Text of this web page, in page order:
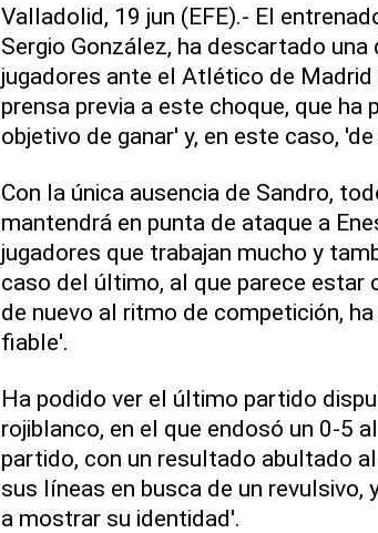
Valladolid, 19 jun (EFE).- El
Sergio González, ha descartado
jugadores ante el Atlético de
prensa previa a este choque, que ha
objetivo de ganar' y, en este caso,
Con la única ausencia de Sandro,
mantendrá en punta de ataque a
jugadores que trabajan mucho y
caso del último, al que parece estar
de nuevo al ritmo de competición,
fiable'.
Ha podido ver el último partido
rojiblanco, en el que endosó un 0-5
partido, con un resultado abultado
sus líneas en busca de un revulsivo,
a mostrar su identidad'.